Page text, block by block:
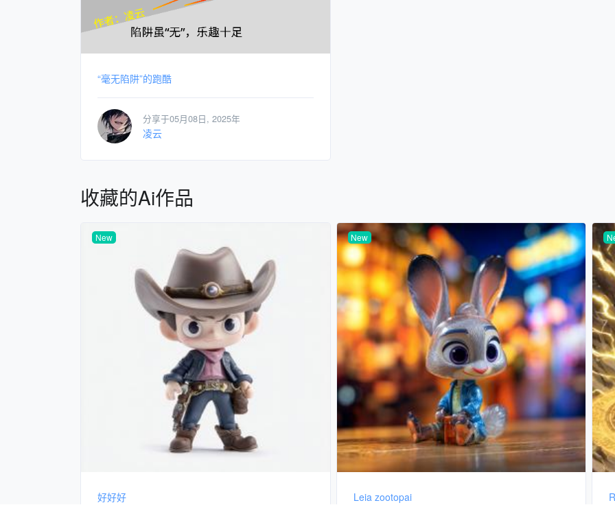
“毫无陷阱”的跑酷
分享于05月08日, 2025年
凌云
收藏的Ai作品
New
好好好
New
Leia zootopai